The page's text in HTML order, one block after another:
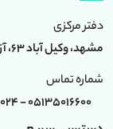
دفتر مرکزی
مشهد، وکیل آباد 63، آزادگان 6، ساختمان امامت
شماره تماس
05135016600 - 05191091024